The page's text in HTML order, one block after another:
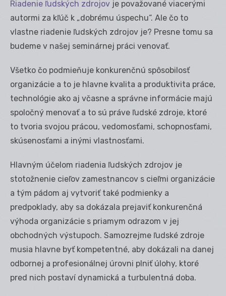
Riadenie ľudských zdrojov je považované viacerými
autormi za kľúč k „dobrému úspechu“. Ale čo to
vlastne riadenie ľudských zdrojov je? Presne tomu sa
budeme v našej seminárnej práci venovať.
Všetko čo podmieňuje konkurenčnú spôsobilosť
organizácie a to je hlavne kvalita a produktivita práce,
technológie ako aj včasne a správne informácie majú
spoločný menovať a to sú práve ľudské zdroje, ktoré
to tvoria svojou prácou, vedomosťami, schopnosťami,
skúsenosťami a inými vlastnosťami.
Hlavným účelom riadenia ľudských zdrojov je
stotožnenie cieľov zamestnancov s cieľmi organizácie
a tým pádom aj vytvoriť také podmienky a
predpoklady, aby sa dokázala prejaviť konkurenčná
výhoda organizácie s priamym odrazom v jej
obchodných výstupoch. Samozrejme ľudské zdroje
musia hlavne byť kompetentné, aby dokázali na danej
odbornej a profesionálnej úrovni plniť úlohy, ktoré
pred nich postaví dynamická a turbulentná doba.